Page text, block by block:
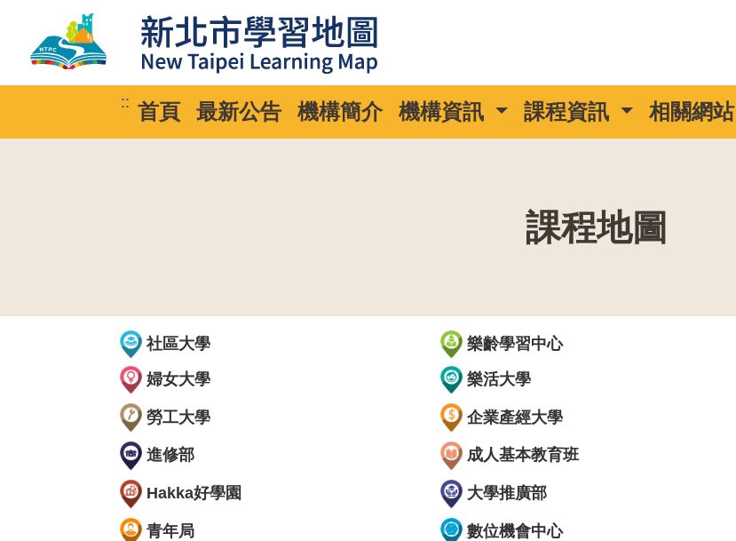
:: 首頁 最新公告 機構簡介 機構資訊 課程資訊 相關網站
課程地圖
社區大學
樂齡學習中心
婦女大學
樂活大學
勞工大學 企業產經大學
進修部 成人基本教育班
Hakka好學園 大學推廣部
青年局 數位機會中心